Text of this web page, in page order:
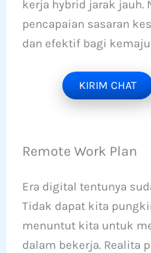
kerja hybrid jarak jauh.
pencapaian sasaran
dan efektif bagi
KIRIM CHAT
Remote Work Plan
Era digital tentunya
Tidak dapat kita
menuntut kita untuk
dalam bekerja. Realita